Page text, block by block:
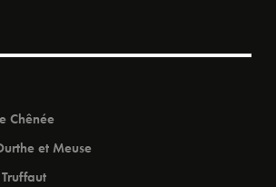
Chênée
et Meuse